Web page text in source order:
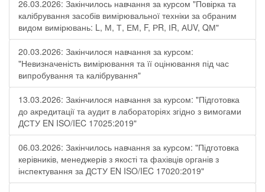
26.03.2026: Закінчилось навчання за курсом "Повірка та
калібрування засобів вимірювальної техніки за обраним
видом вимірювань: L, М, Т, ЕМ, F, РR, ІR, АUV, QМ"
20.03.2026: Закінчилося навчання за курсом:
"Невизначеність вимірювання та її оцінювання під час
випробування та калібрування"
13.03.2026: Закінчилося навчання за курсом: "Підготовка
до акредитації та аудит в лабораторіях згідно з вимогами
ДСТУ EN ISO/IEC 17025:2019"
06.03.2026: Закінчилось навчання за курсом: "Підготовка
керівників, менеджерів з якості та фахівців органів з
інспектування за ДСТУ EN ISO/IEC 17020:2019"